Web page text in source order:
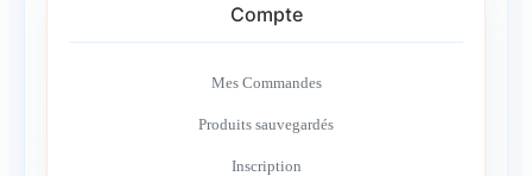
Compte
Mes Commandes
Produits sauvegardés
Inscription